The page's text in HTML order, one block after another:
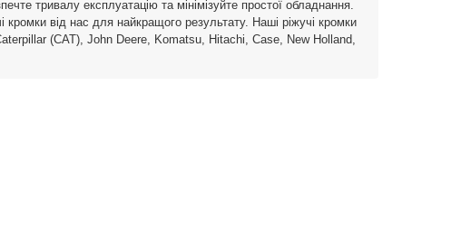
тривалу експлуатацію та мінімізуйте простої обладнання.
від нас для найкращого результату. Наші ріжучі кромки
(CAT), John Deere, Komatsu, Hitachi, Case, New Holland,